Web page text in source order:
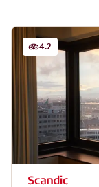
4.2